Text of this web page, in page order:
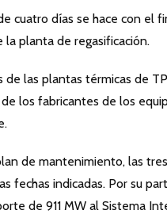
cuatro días se hace con el
la planta de regasificación.
de las plantas térmicas de
los fabricantes de los
de mantenimiento, las
fechas indicadas. Por su
de 911 MW al Sistema